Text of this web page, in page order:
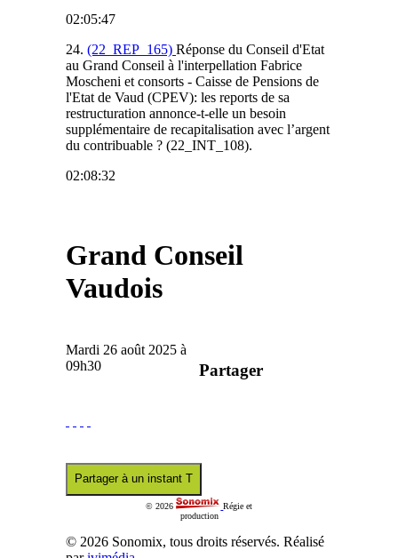
02:05:47
24. (22_REP_165) Réponse du Conseil d'Etat
au Grand Conseil à l'interpellation Fabrice
Moscheni et consorts - Caisse de Pensions de
l'Etat de Vaud (CPEV): les reports de sa
restructuration annonce-t-elle un besoin
supplémentaire de recapitalisation avec l’argent
du contribuable ? (22_INT_108).
02:08:32
Grand Conseil
Vaudois
Mardi 26 août 2025 à
09h30
Partager
Partager à un instant T
© 2026
Régie et
production
© 2026 Sonomix, tous droits réservés. Réalisé